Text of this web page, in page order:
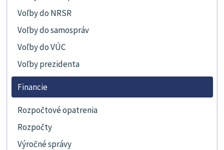
Voľby do NRSR
Voľby do samospráv
Voľby do VÚC
Voľby prezidenta
Financie
Rozpočtové opatrenia
Rozpočty
Výročné správy